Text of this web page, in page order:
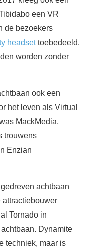
een VR
de bezoekers
headsettoebedeeld.
worden zonder
ook een
het leven als Virtual
MackMedia,
trouwens
Enzian
achtbaan
Tornado in
Dynamite
techniek, maar is